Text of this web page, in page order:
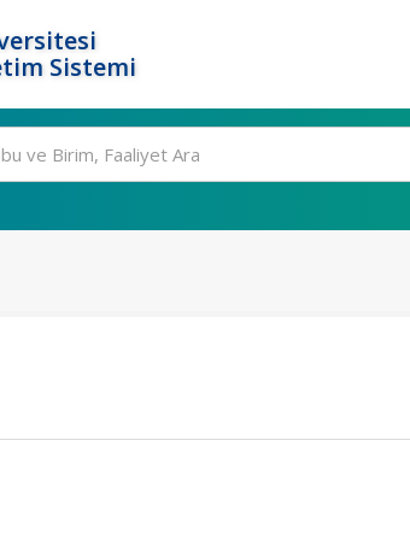
Sistemi